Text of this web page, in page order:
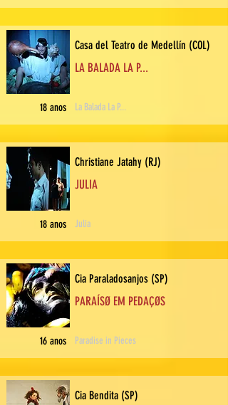
Casa del Teatro de Medellín (COL)
LA BALADA LA P...
18 anos La Balada La P...
Christiane Jatahy (RJ)
JULIA
18 anos Julia
Cia Paraladosanjos (SP)
PARAÍSØ EM PEDAÇØS
16 anos Paradise in Pieces
Cia Bendita (SP)